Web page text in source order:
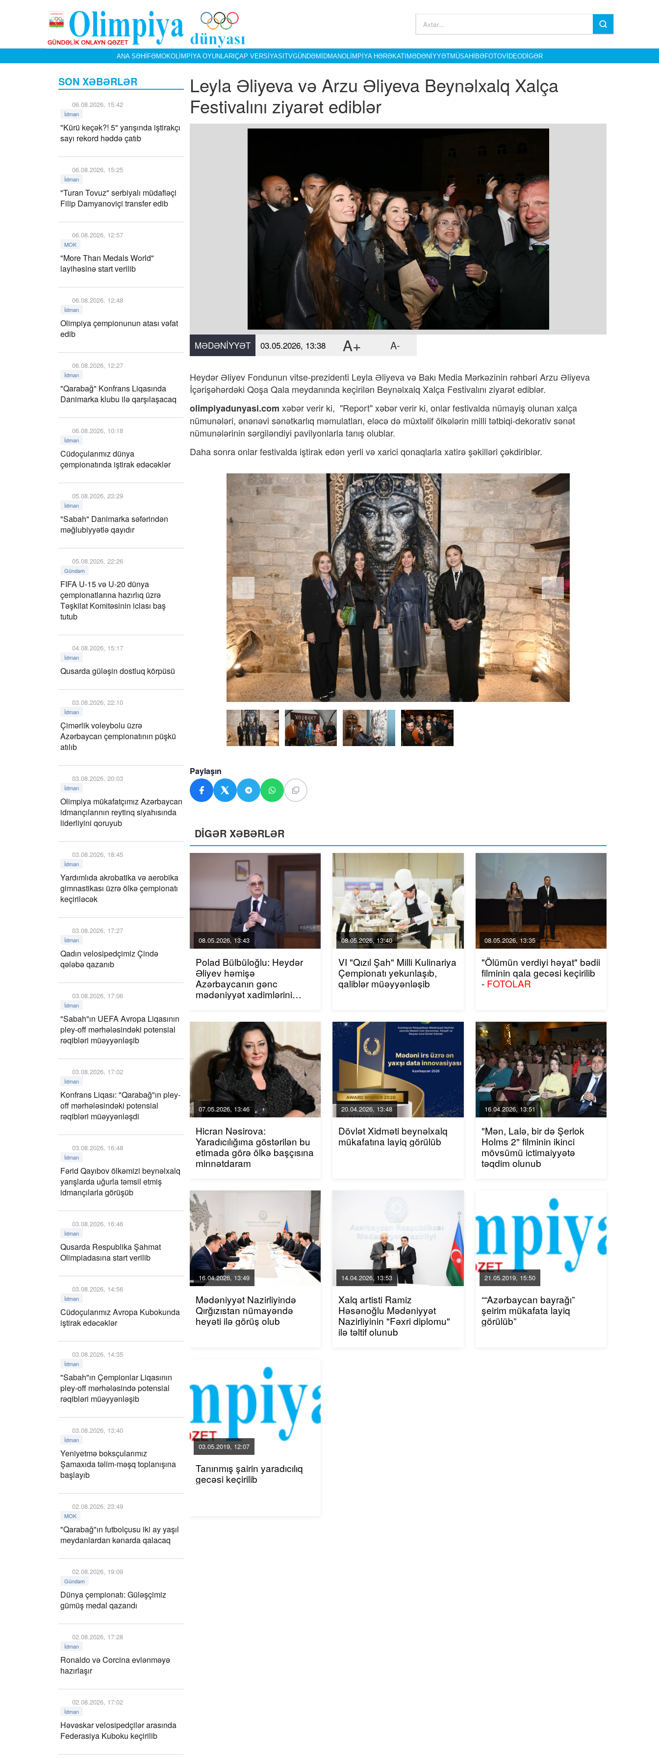
ANA SƏHIFƏMOKOLIMPIYA OYUNLARIÇAP VERSIYASITVGÜNDƏMİDMANOLIMPIYA HƏRƏKATIMƏDƏNIYYƏTMÜSAHIBƏFOTOVIDEODIGƏR
SON XƏBƏRLƏR
06.08.2026, 15:42
İdman
"Kürü keçək?! 5" yarışında iştirakçı
sayı rekord həddə çatıb
06.08.2026, 15:25
İdman
"Turan Tovuz" serbiyalı müdafiəçi
Filip Damyanoviçi transfer edib
06.08.2026, 12:57
MOK
"More Than Medals World"
layihəsinə start verilib
06.08.2026, 12:48
İdman
Olimpiya çempionunun atası vəfat
edib
06.08.2026, 12:27
İdman
"Qarabağ" Konfrans Liqasında
Danimarka klubu ilə qarşılaşacaq
06.08.2026, 10:18
İdman
Cüdoçularımız dünya
çempionatında iştirak edəcəklər
05.08.2026, 23:29
İdman
"Sabah" Danimarka səfərindən
məğlubiyyətlə qayıdır
05.08.2026, 22:26
Gündəm
FIFA U-15 və U-20 dünya
çempionatlarına hazırlıq üzrə
Təşkilat Komitəsinin iclası baş
tutub
04.08.2026, 15:17
İdman
Qusarda güləşin dostluq körpüsü
03.08.2026, 22:10
İdman
Çimərlik voleybolu üzrə
Azərbaycan çempionatının püşkü
atılıb
03.08.2026, 20:03
İdman
Olimpiya mükafatçımız Azərbaycan
idmançılarının reytinq siyahısında
liderliyini qoruyub
03.08.2026, 18:45
İdman
Yardımlıda akrobatika və aerobika
gimnastikası üzrə ölkə çempionatı
keçiriləcək
03.08.2026, 17:27
İdman
Qadın velosipedçimiz Çində
qələbə qazanıb
03.08.2026, 17:06
İdman
"Sabah"ın UEFA Avropa Liqasının
pley-off mərhələsindəki potensial
rəqibləri müəyyənləşib
03.08.2026, 17:02
İdman
Konfrans Liqası: "Qarabağ"ın pley-
off mərhələsindəki potensial
rəqibləri müəyyənləşdi
03.08.2026, 16:48
İdman
Fərid Qayıbov ölkəmizi beynəlxalq
yarışlarda uğurla təmsil etmiş
idmançılarla görüşüb
03.08.2026, 16:46
İdman
Qusarda Respublika Şahmat
Olimpiadasına start verilib
03.08.2026, 14:56
İdman
Cüdoçularımız Avropa Kubokunda
iştirak edəcəklər
03.08.2026, 14:35
İdman
"Sabah"ın Çempionlar Liqasının
pley-off mərhələsində potensial
rəqibləri müəyyənləşib
03.08.2026, 13:40
İdman
Yeniyetmə boksçularımız
Şamaxıda təlim-məşq toplanışına
başlayıb
02.08.2026, 23:49
MOK
"Qarabağ"ın futbolçusu iki ay yaşıl
meydanlardan kənarda qalacaq
02.08.2026, 19:09
Gündəm
Dünya çempionatı: Güləşçimiz
gümüş medal qazandı
02.08.2026, 17:28
İdman
Ronaldo və Corcina evlənməyə
hazırlaşır
02.08.2026, 17:02
İdman
Həvəskar velosipedçilər arasında
Federasiya Kuboku keçirilib
Leyla Əliyeva və Arzu Əliyeva Beynəlxalq Xalça
Festivalını ziyarət ediblər
MƏDƏNIYYƏT 03.05.2026, 13:38 A+ A-
Heydər Əliyev Fondunun vitse-prezidenti Leyla Əliyeva və Bakı Media Mərkəzinin rəhbəri Arzu Əliyeva
İçərişəhərdəki Qoşa Qala meydanında keçirilən Beynəlxalq Xalça Festivalını ziyarət ediblər.
olimpiyadunyasi.com xəbər verir ki, "Report"xəbər verir ki, onlar festivalda nümayiş olunan xalça
nümunələri, ənənəvi sənətkarlıq məmulatları, eləcə də müxtəlif ölkələrin milli tətbiqi-dekorativ sənət
nümunələrinin sərgiləndiyi pavilyonlarla tanış olublar.
Daha sonra onlar festivalda iştirak edən yerli və xarici qonaqlarla xatirə şəkilləri çəkdiriblər.
Paylaşın
DİGƏR XƏBƏRLƏR
08.05.2026, 13:43
Polad Bülbüloğlu: Heydər
Əliyev həmişə
Azərbaycanın gənc
mədəniyyət xadimlərini
08.05.2026, 13:40
VI "Qızıl Şah" Milli Kulinariya
Çempionatı yekunlaşıb,
qaliblər müəyyənləşib
08.05.2026, 13:35
"Ölümün verdiyi həyat" bədii
filminin qala gecəsi keçirilib
- FOTOLAR
07.05.2026, 13:46
Hicran Nəsirova:
Yaradıcılığıma göstərilən bu
etimada görə ölkə başçısına
minnətdaram
20.04.2026, 13:48
Dövlət Xidməti beynəlxalq
mükafatına layiq görülüb
16.04.2026, 13:51
"Mən, Lalə, bir də Şerlok
Holms 2" filminin ikinci
mövsümü ictimaiyyətə
təqdim olunub
16.04.2026, 13:49
Mədəniyyət Nazirliyində
Qırğızıstan nümayəndə
heyəti ilə görüş olub
14.04.2026, 13:53
Xalq artisti Ramiz
Həsənoğlu Mədəniyyət
Nazirliyinin "Fəxri diplomu"
ilə təltif olunub
21.05.2019, 15:50
““Azərbaycan bayrağı”
şeirim mükafata layiq
görülüb”
03.05.2019, 12:07
Tanınmış şairin yaradıcılıq
gecəsi keçirilib